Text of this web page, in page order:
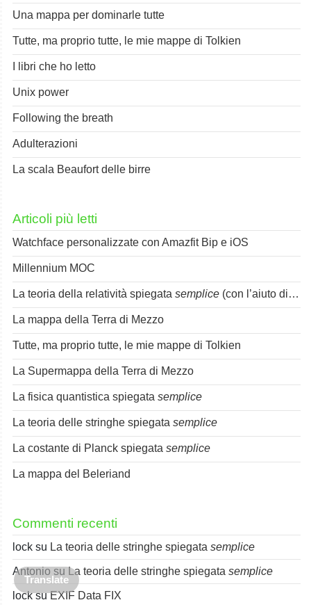
Una mappa per dominarle tutte
Tutte, ma proprio tutte, le mie mappe di Tolkien
I libri che ho letto
Unix power
Following the breath
Adulterazioni
La scala Beaufort delle birre
Articoli più letti
Watchface personalizzate con Amazfit Bip e iOS
Millennium MOC
La teoria della relatività spiegata semplice (con l’aiuto di Spok)
La mappa della Terra di Mezzo
Tutte, ma proprio tutte, le mie mappe di Tolkien
La Supermappa della Terra di Mezzo
La fisica quantistica spiegata semplice
La teoria delle stringhe spiegata semplice
La costante di Planck spiegata semplice
La mappa del Beleriand
Commenti recenti
lock su La teoria delle stringhe spiegata semplice
Antonio su La teoria delle stringhe spiegata semplice
locksuEXIF Data FIX
Translate